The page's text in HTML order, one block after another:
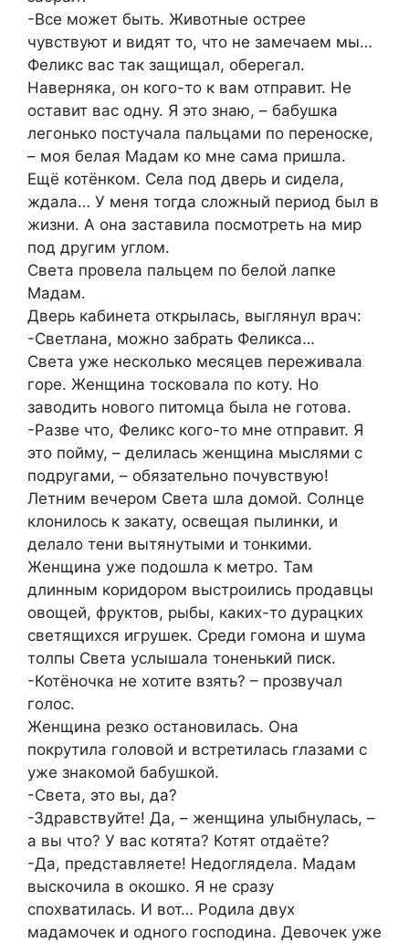
-Все может быть. Животные острее
чувствуют и видят то, что не замечаем мы…
Феликс вас так защищал, оберегал.
Наверняка, он кого-то к вам отправит. Не
оставит вас одну. Я это знаю, – бабушка
легонько постучала пальцами по переноске,
– моя белая Мадам ко мне сама пришла.
Ещё котёнком. Села под дверь и сидела,
ждала… У меня тогда сложный период был в
жизни. А она заставила посмотреть на мир
под другим углом.
Света провела пальцем по белой лапке
Мадам.
Дверь кабинета открылась, выглянул врач:
-Светлана, можно забрать Феликса…
Света уже несколько месяцев переживала
горе. Женщина тосковала по коту. Но
заводить нового питомца была не готова.
-Разве что, Феликс кого-то мне отправит. Я
это пойму, – делилась женщина мыслями с
подругами, – обязательно почувствую!
Летним вечером Света шла домой. Солнце
клонилось к закату, освещая пылинки, и
делало тени вытянутыми и тонкими.
Женщина уже подошла к метро. Там
длинным коридором выстроились продавцы
овощей, фруктов, рыбы, каких-то дурацких
светящихся игрушек. Среди гомона и шума
толпы Света услышала тоненький писк.
-Котёночка не хотите взять? – прозвучал
голос.
Женщина резко остановилась. Она
покрутила головой и встретилась глазами с
уже знакомой бабушкой.
-Света, это вы, да?
-Здравствуйте! Да, – женщина улыбнулась, –
а вы что? У вас котята? Котят отдаёте?
-Да, представляете! Недоглядела. Мадам
выскочила в окошко. Я не сразу
спохватилась. И вот… Родила двух
мадамочек и одного господина. Девочек уже